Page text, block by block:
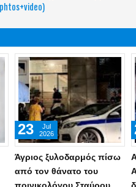
Άγριος ξυλοδαρμός πίσω
από τον θάνατο του
ποινικολόγου Σταύρου
23
Jul
2026